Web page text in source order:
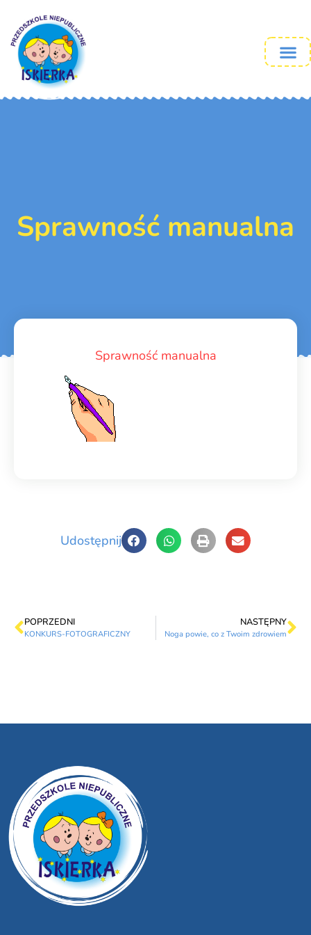
Sprawność manualna
Sprawność manualna
Udostępnij
POPRZEDNI
KONKURS-FOTOGRAFICZNY
NASTĘPNY
Noga powie, co z Twoim zdrowiem